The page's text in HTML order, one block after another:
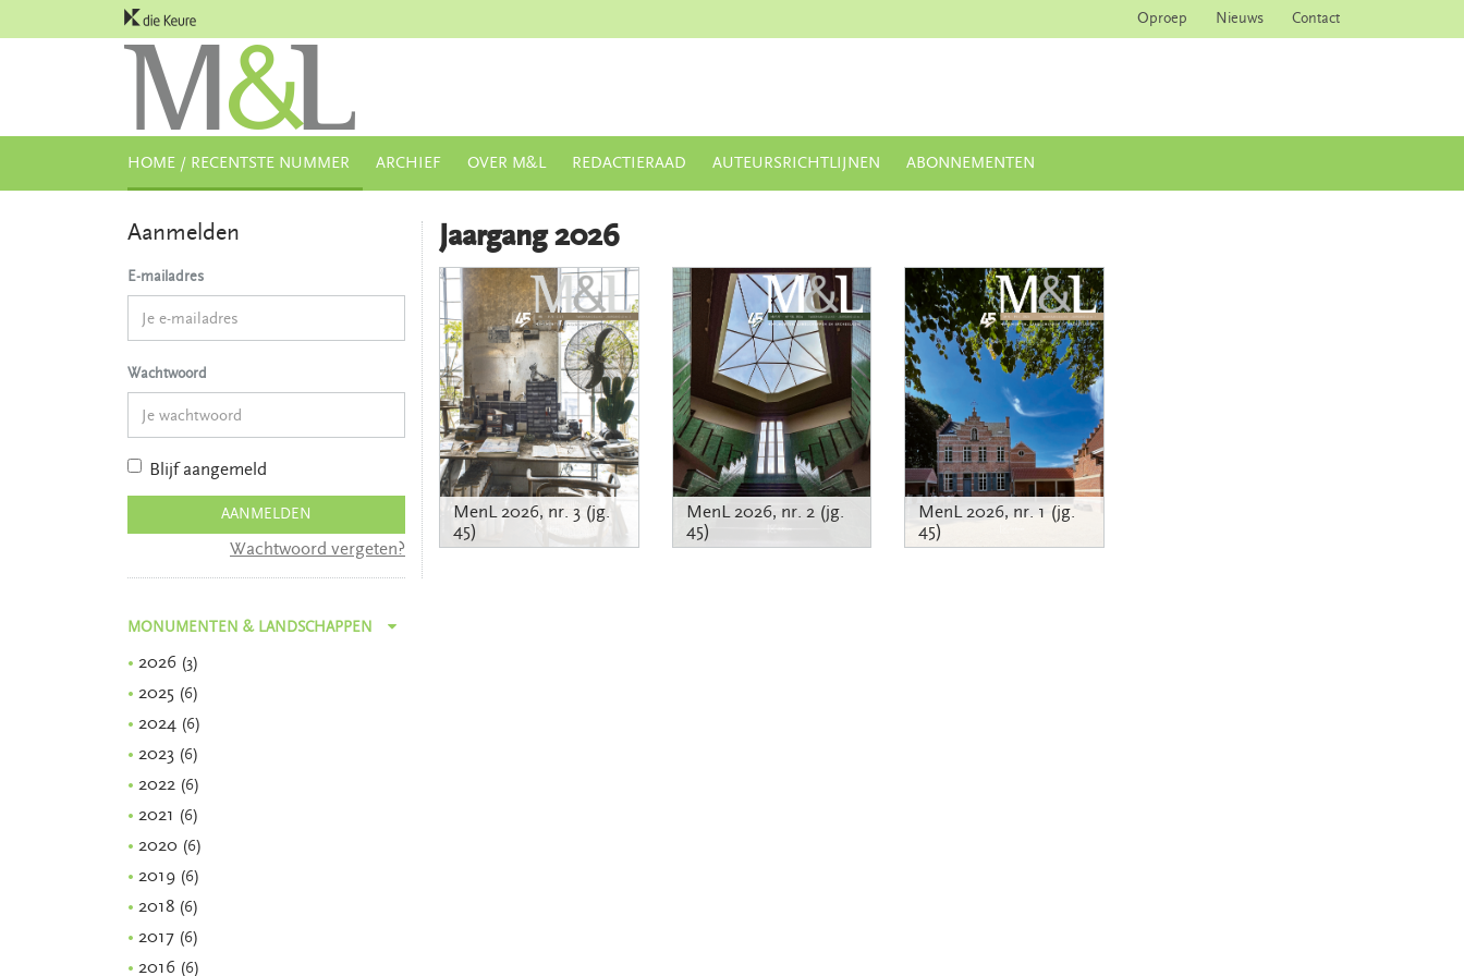
Oproep Nieuws Contact
HOME / RECENTSTE NUMMER ARCHIEF OVER M&L REDACTIERAAD AUTEURSRICHTLIJNEN ABONNEMENTEN
Aanmelden
E-mailadres
Wachtwoord
Blijf aangemeld
AANMELDEN
Wachtwoord vergeten?
MONUMENTEN & LANDSCHAPPEN
2026 (3)
2025 (6)
2024 (6)
2023 (6)
2022 (6)
2021 (6)
2020 (6)
2019 (6)
2018 (6)
2017 (6)
2016 (6)
Jaargang 2026
MenL 2026, nr. 3 (jg.
45)
MenL 2026, nr. 2 (jg.
45)
MenL 2026, nr. 1 (jg.
45)